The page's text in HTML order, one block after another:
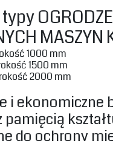
MASZYN
1000 mm‎
1500 mm‎
2000 mm‎
i ekonomiczne
pamięcią
do ochrony